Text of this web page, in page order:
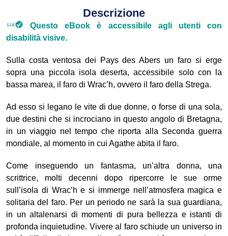
Descrizione
Questo eBook è accessibile agli utenti con
disabilità visive.
Sulla costa ventosa dei Pays des Abers un faro si erge
sopra una piccola isola deserta, accessibile solo con la
bassa marea, il faro di Wrac’h, ovvero il faro della Strega.
Ad esso si legano le vite di due donne, o forse di una sola,
due destini che si incrociano in questo angolo di Bretagna,
in un viaggio nel tempo che riporta alla Seconda guerra
mondiale, al momento in cui Agathe abita il faro.
Come inseguendo un fantasma, un’altra donna, una
scrittrice, molti decenni dopo ripercorre le sue orme
sull’isola di Wrac’h e si immerge nell’atmosfera magica e
solitaria del faro. Per un periodo ne sarà la sua guardiana,
in un altalenarsi di momenti di pura bellezza e istanti di
profonda inquietudine. Vivere al faro schiude un universo in